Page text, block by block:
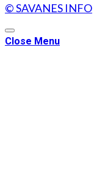
© SAVANES INFO
Close Menu